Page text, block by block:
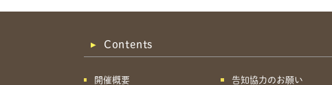
Contents
開催概要 告知協力のお願い